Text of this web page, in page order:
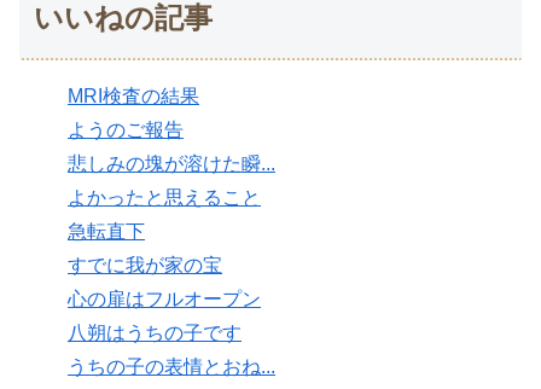
いいねの記事
MRI検査の結果
ようのご報告
悲しみの塊が溶けた瞬...
よかったと思えること
急転直下
すでに我が家の宝
心の扉はフルオープン
八朔はうちの子です
うちの子の表情とおね...